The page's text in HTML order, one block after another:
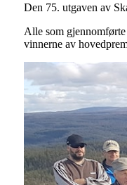
Den 75. utgaven av
Alle som
vinnerne av